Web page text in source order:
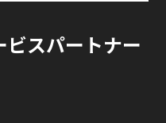
スパートナー